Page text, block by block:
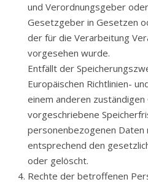
und Verordnungsgeber
Gesetzgeber in Gesetzen
der für die Verarbeitung
vorgesehen wurde.
Entfällt der
Europäischen Richtlinien-
einem anderen
vorgeschriebene
personenbezogenen Daten
entsprechend den
oder gelöscht.
Rechte der betroffenen